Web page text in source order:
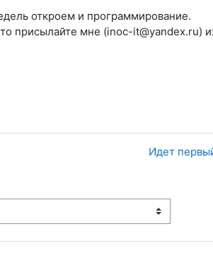
откроем и программирование.
присылайте мне (inoc-it@yandex.ru)
Идет